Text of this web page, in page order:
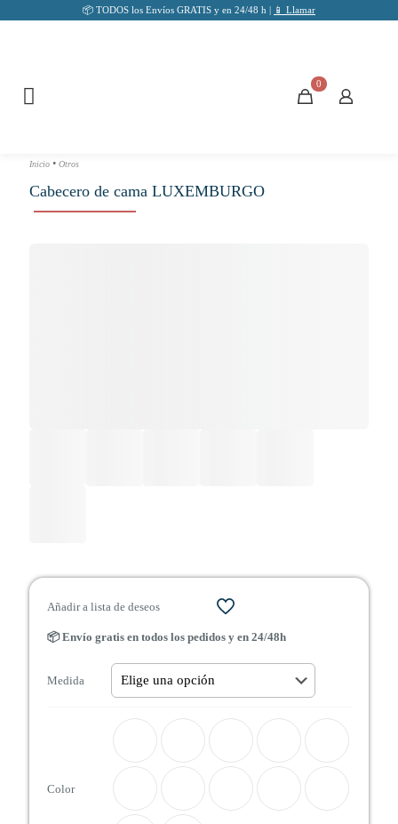
📦 TODOS los Envíos GRATIS y en 24/48 h | 📱 Llamar
0
Inicio • Otros
Cabecero de cama LUXEMBURGO
Añadir a lista de deseos
📦 Envío gratis en todos los pedidos y en 24/48h
Medida
Color